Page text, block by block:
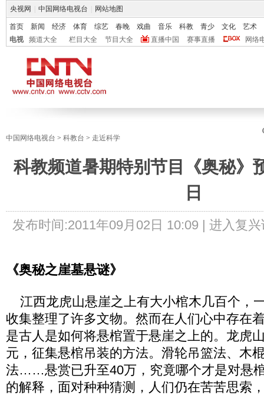
央视网 中国网络电视台 网站地图
首页 新闻 经济 体育 综艺 春晚 戏曲 音乐 科教 青少 文化
艺术
电视
频道大全 栏目大全 节目大全 直播中国 赛事直播 网络
中国网络电视台 > 科教台 > 走近科学
科教频道暑期特别节目《奥秘》
日
发布时间:2011年09月02日 10:09 | 进入复兴
《奥秘之崖墓悬谜》
江西龙虎山悬崖之上有大小棺木几百个，
收集整理了许多文物。然而在人们心中存在
是古人是如何将悬棺置于悬崖之上的。龙虎
元，征集悬棺吊装的方法。滑轮吊篮法、木
法……悬赏已升至40万，究竟哪个才是对悬
的解释，面对种种猜测，人们仍在苦苦思索